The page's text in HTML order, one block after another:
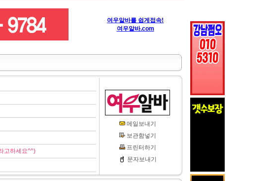
여우알바를 쉽게접속!
여우알바.com
고하세요^^)
메일보내기
보관함넣기
프린터하기
문자보내기